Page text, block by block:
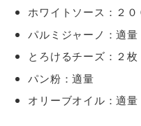
ホワイトソース：２
パルミジャーノ：適量
とろけるチーズ：２枚
パン粉：適量
オリーブオイル：適量